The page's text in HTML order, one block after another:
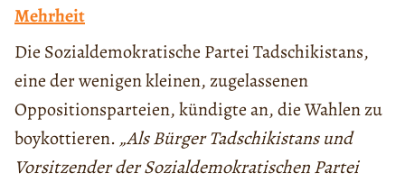
Mehrheit
Die Sozialdemokratische Partei Tadschikistans,
eine der wenigen kleinen, zugelassenen
Oppositionsparteien, kündigte an, die Wahlen zu
boykottieren. „Als Bürger Tadschikistans und
Vorsitzender der Sozialdemokratischen Partei